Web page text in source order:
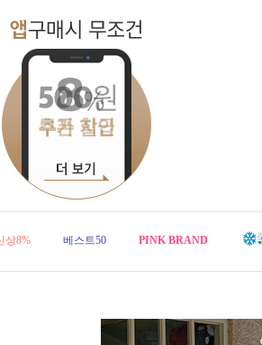
상8% 베스트50 PINK BRAND